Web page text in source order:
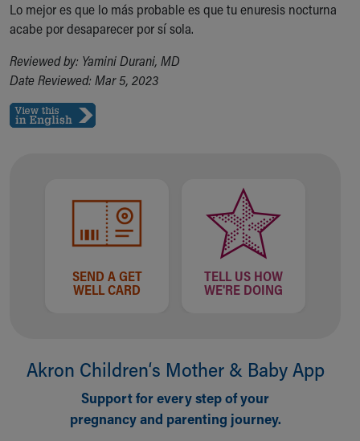
Lo mejor es que lo más probable es que tu enuresis nocturna
acabe por desaparecer por sí sola.
Reviewed by: Yamini Durani, MD
Date Reviewed: Mar 5, 2023
SEND A GET
WELL CARD
TELL US HOW
WE'RE DOING
Akron Children‘s Mother & Baby App
Support for every step of your
pregnancy and parenting journey.